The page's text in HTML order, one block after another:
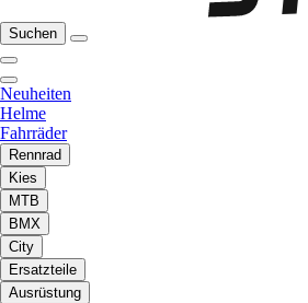
Suchen
Neuheiten
Helme
Fahrräder
Rennrad
Kies
MTB
BMX
City
Ersatzteile
Ausrüstung